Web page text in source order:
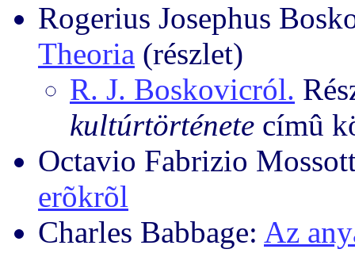
Rogerius Josephus
Theoria (részlet)
R. J. Boskovicról.
kultúrtörténete címû
Octavio Fabrizio
erõkrõl
Charles Babbage: Az